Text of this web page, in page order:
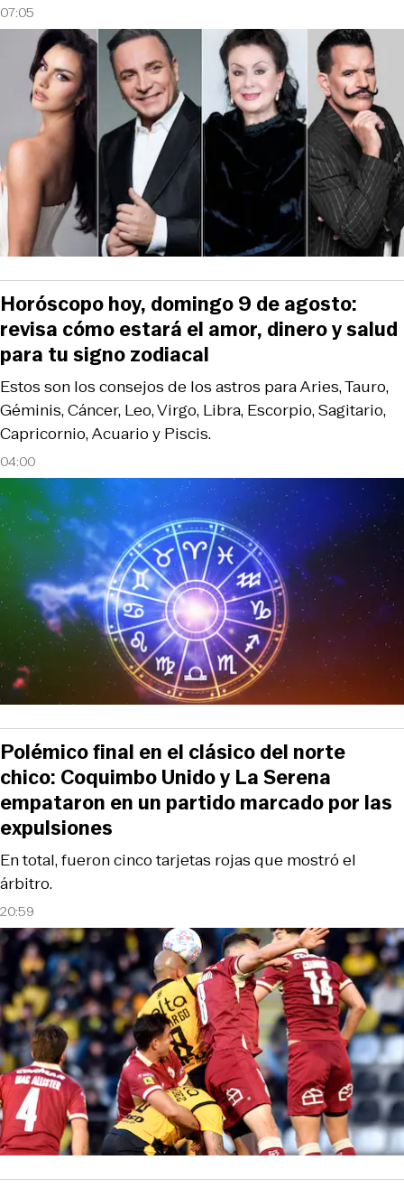
07:05
04:00
Estos son los consejos de los astros para Aries, Tauro,
Géminis, Cáncer, Leo, Virgo, Libra, Escorpio, Sagitario,
Capricornio, Acuario y Piscis.
Horóscopo hoy, domingo 9 de agosto:
revisa cómo estará el amor, dinero y salud
para tu signo zodiacal
20:59
En total, fueron cinco tarjetas rojas que mostró el
árbitro.
Polémico final en el clásico del norte
chico: Coquimbo Unido y La Serena
empataron en un partido marcado por las
expulsiones